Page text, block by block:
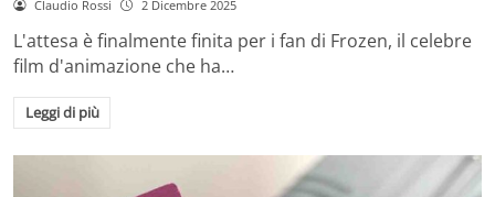
Claudio Rossi 2 Dicembre 2025
L'attesa è finalmente finita per i fan di Frozen, il celebre
film d'animazione che ha…
Leggi di più